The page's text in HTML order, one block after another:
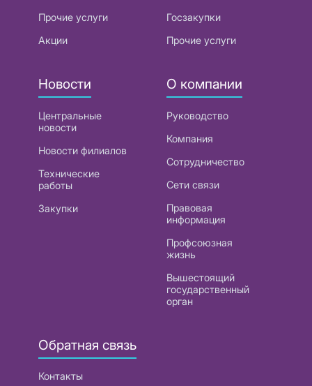
Прочие услуги
Акции
Госзакупки
Прочие услуги
Новости
Центральные
новости
Новости филиалов
Технические
работы
Закупки
О компании
Руководство
Компания
Сотрудничество
Сети связи
Правовая
информация
Профсоюзная
жизнь
Вышестоящий
государственный
орган
Обратная связь
Контакты